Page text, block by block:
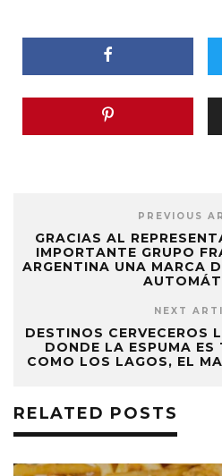
PREVIOUS
GRACIAS AL
IMPORTANTE GRUPO
ARGENTINA UNA MARCA
NEXT
DESTINOS CERVECEROS
DONDE LA ESPUMA
COMO LOS LAGOS, EL
RELATED POSTS